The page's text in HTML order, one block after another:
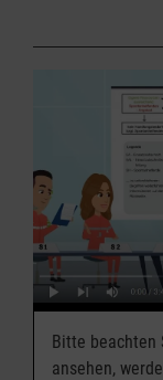
Bitte beachten
ansehen,